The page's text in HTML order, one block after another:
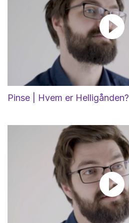
Pinse | Hvem er Helligånden?